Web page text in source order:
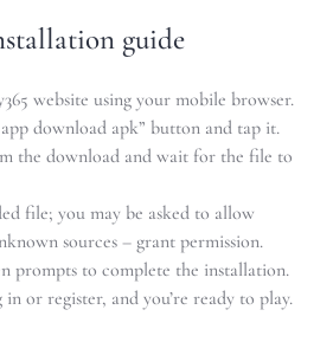
guide
website using your mobile browser.
download apk” button and tap it.
the download and wait for the file to
file; you may be asked to allow
sources – grant permission.
prompts to complete the installation.
or register, and you’re ready to play.